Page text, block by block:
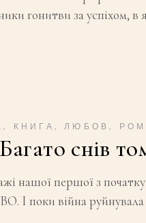
гонитви за успіхом,
, КНИГА ,ЛЮБОВ,
снів
нашої першої з
І поки війна